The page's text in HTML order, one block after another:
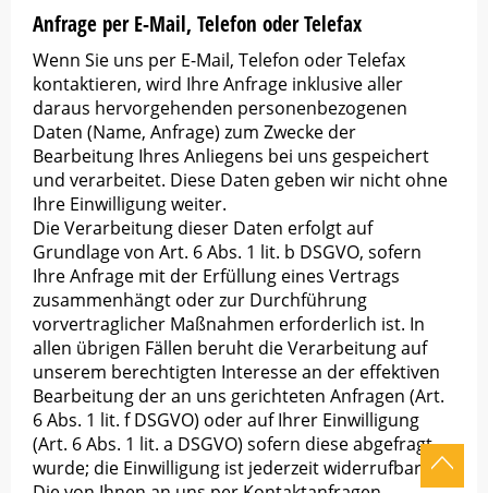
Anfrage per E-Mail, Telefon oder Telefax
Wenn Sie uns per E-Mail, Telefon oder Telefax
kontaktieren, wird Ihre Anfrage inklusive aller
daraus hervorgehenden personenbezogenen
Daten (Name, Anfrage) zum Zwecke der
Bearbeitung Ihres Anliegens bei uns gespeichert
und verarbeitet. Diese Daten geben wir nicht ohne
Ihre Einwilligung weiter.
Die Verarbeitung dieser Daten erfolgt auf
Grundlage von Art. 6 Abs. 1 lit. b DSGVO, sofern
Ihre Anfrage mit der Erfüllung eines Vertrags
zusammenhängt oder zur Durchführung
vorvertraglicher Maßnahmen erforderlich ist. In
allen übrigen Fällen beruht die Verarbeitung auf
unserem berechtigten Interesse an der effektiven
Bearbeitung der an uns gerichteten Anfragen (Art.
6 Abs. 1 lit. f DSGVO) oder auf Ihrer Einwilligung
(Art. 6 Abs. 1 lit. a DSGVO) sofern diese abgefragt
wurde; die Einwilligung ist jederzeit widerrufbar.